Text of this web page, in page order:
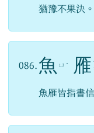
猶豫不果決。
086. 魚 ㄩ ˊ 雁
魚雁皆指書